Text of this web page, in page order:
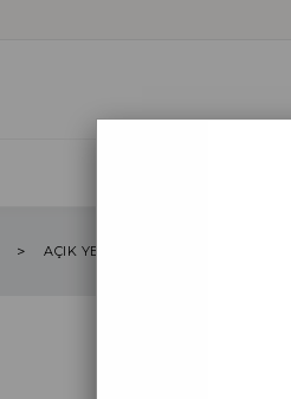
AÇIK YEŞİL OVERSIZE GÖMLEK